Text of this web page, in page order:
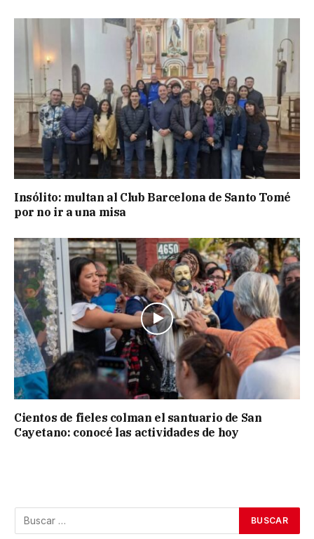
Insólito: multan al Club Barcelona de Santo Tomé
por no ir a una misa
Cientos de fieles colman el santuario de San
Cayetano: conocé las actividades de hoy